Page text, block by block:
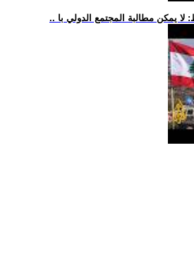
يمكن مطالبة المجتمع الدولي با